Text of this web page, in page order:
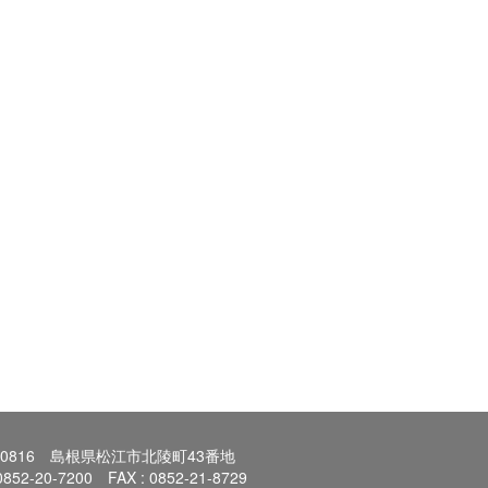
島根県松江市北陵町43番地
20-7200 FAX : 0852-21-8729